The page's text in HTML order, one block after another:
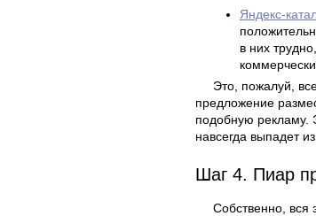
Яндекс-
в них
Это, пожалуй,
предложение
подобную рекламу.
навсегда выпадет из
Шаг 4. Пиар
Собственно, вся